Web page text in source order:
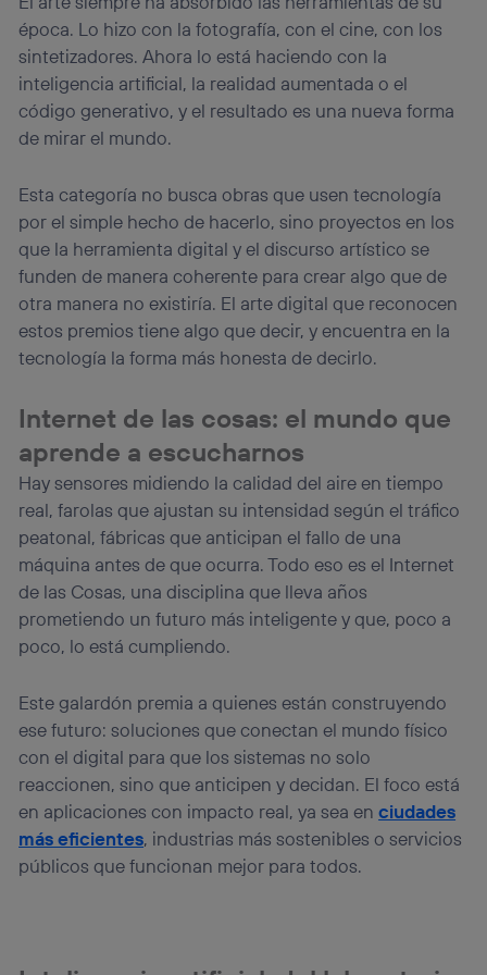
época. Lo hizo con la fotografía, con el cine, con los
sintetizadores. Ahora lo está haciendo con la
inteligencia artificial, la realidad aumentada o el
código generativo, y el resultado es una nueva forma
de mirar el mundo.
Esta categoría no busca obras que usen tecnología
por el simple hecho de hacerlo, sino proyectos en los
que la herramienta digital y el discurso artístico se
funden de manera coherente para crear algo que de
otra manera no existiría. El arte digital que reconocen
estos premios tiene algo que decir, y encuentra en la
tecnología la forma más honesta de decirlo.
Internet de las cosas: el mundo que
aprende a escucharnos
Hay sensores midiendo la calidad del aire en tiempo
real, farolas que ajustan su intensidad según el tráfico
peatonal, fábricas que anticipan el fallo de una
máquina antes de que ocurra. Todo eso es el Internet
de las Cosas, una disciplina que lleva años
prometiendo un futuro más inteligente y que, poco a
poco, lo está cumpliendo.
Este galardón premia a quienes están construyendo
ese futuro: soluciones que conectan el mundo físico
con el digital para que los sistemas no solo
reaccionen, sino que anticipen y decidan. El foco está
en aplicaciones con impacto real, ya sea enciudades
más eficientes, industrias más sostenibles o servicios
públicos que funcionan mejor para todos.
consienta el uso de la tecnología recibirá el mismo
identificador. Típicamente:
Si utilizas unaconexión de banda ancha(p. ej., Wi-Fi),
el marketing o análisis se realizará en función de las
actividades de navegación de los miembros del hogar
que hayan dado su consentimiento.
navegación del usuario del móvil.
Puedes gestionar los consentimientos Utiq seleccionando
“Administrar Utiq” en la parte inferior de esta página web o
visitando el portal de privacidad de Utiq
. Para más información, consulta
la política de privacidad de Utiq.